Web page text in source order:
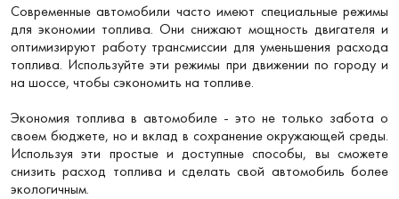
Современные автомобили часто имеют специальные режимы
для экономии топлива. Они снижают мощность двигателя и
оптимизируют работу трансмиссии для уменьшения расхода
топлива. Используйте эти режимы при движении по городу и
на шоссе, чтобы сэкономить на топливе.
Экономия топлива в автомобиле - это не только забота о
своем бюджете, но и вклад в сохранение окружающей среды.
Используя эти простые и доступные способы, вы сможете
снизить расход топлива и сделать свой автомобиль более
экологичным.